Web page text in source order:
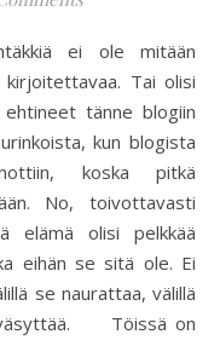
Tai olisi
tänne blogiin
kun blogista
koska pitkä
No, toivottavasti
elämä olisi pelkkää
eihän se sitä ole. Ei
se naurattaa, välillä
väsyttää. Töissä on